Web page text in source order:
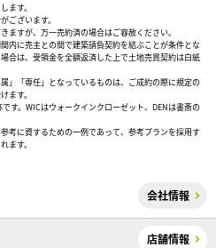
ます。
ございます。
ますが、万一売約済の場合はご容赦ください。
内に売主との間で建築請負契約を結ぶことが条件とな
合は、受領金を全額返済した上で土地売買契約は白紙
」「専任」となっているものは、ご成約の際に規定の
ます。
す。WICはウォークインクローゼット、DENは書斎の
考に資するための一例であって、参考プランを採用す
ます。
会社情報
店舗情報